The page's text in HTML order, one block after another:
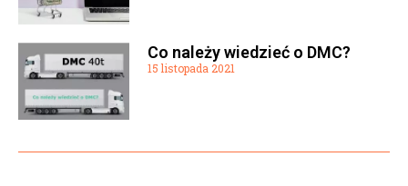
Co należy wiedzieć o DMC?
15 listopada 2021